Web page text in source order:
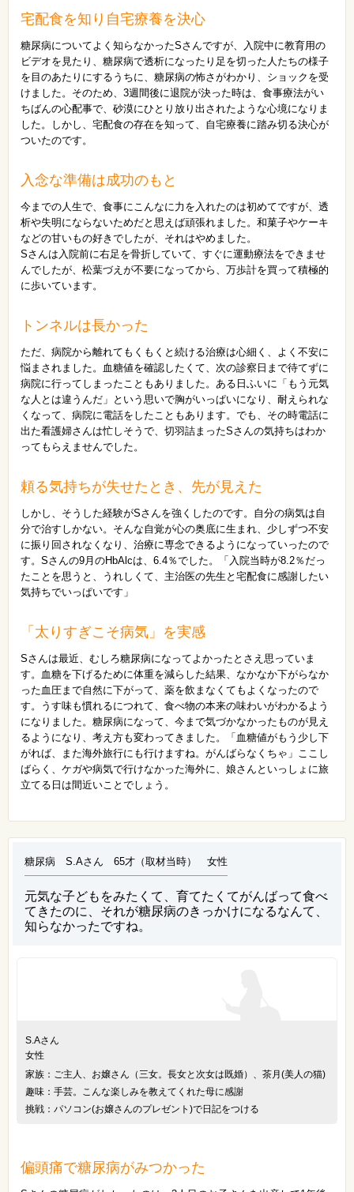
宅配食を知り自宅療養を決心
糖尿病についてよく知らなかったSさんですが、入院中に教育用の
ビデオを見たり、糖尿病で透析になったり足を切った人たちの様子
を目のあたりにするうちに、糖尿病の怖さがわかり、ショックを受
けました。そのため、3週間後に退院が決った時は、食事療法がい
ちばんの心配事で、砂漠にひとり放り出されたような心境になりま
した。しかし、宅配食の存在を知って、自宅療養に踏み切る決心が
ついたのです。
入念な準備は成功のもと
今までの人生で、食事にこんなに力を入れたのは初めてですが、透
析や失明にならないためだと思えば頑張れました。和菓子やケーキ
などの甘いもの好きでしたが、それはやめました。
Sさんは入院前に右足を骨折していて、すぐに運動療法をできませ
んでしたが、松葉づえが不要になってから、万歩計を買って積極的
に歩いています。
トンネルは長かった
ただ、病院から離れてもくもくと続ける治療は心細く、よく不安に
悩まされました。血糖値を確認したくて、次の診察日まで待てずに
病院に行ってしまったこともありました。ある日ふいに「もう元気
な人とは違うんだ」という思いで胸がいっぱいになり、耐えられな
くなって、病院に電話をしたこともあります。でも、その時電話に
出た看護婦さんは忙しそうで、切羽詰まったSさんの気持ちはわか
ってもらえませんでした。
頼る気持ちが失せたとき、先が見えた
しかし、そうした経験がSさんを強くしたのです。自分の病気は自
分で治すしかない。そんな自覚が心の奥底に生まれ、少しずつ不安
に振り回されなくなり、治療に専念できるようになっていったので
す。Sさんの9月のHbAlcは、6.4％でした。「入院当時が8.2％だっ
たことを思うと、うれしくて、主治医の先生と宅配食に感謝したい
気持ちでいっぱいです」
「太りすぎこそ病気」を実感
Sさんは最近、むしろ糖尿病になってよかったとさえ思っていま
す。血糖を下げるために体重を減らした結果、なかなか下がらなか
った血圧まで自然に下がって、薬を飲まなくてもよくなったので
す。うす味も慣れるにつれて、食べ物の本来の味わいがわかるよう
になりました。糖尿病になって、今まで気づかなかったものが見え
るようになり、考え方も変わってきました。「血糖値がもう少し下
がれば、また海外旅行にも行けますね。がんばらなくちゃ」ここし
ばらく、ケガや病気で行けなかった海外に、娘さんといっしょに旅
立てる日は間近いことでしょう。
糖尿病 S.Aさん 65才（取材当時） 女性
元気な子どもをみたくて、育てたくてがんばって食べ
てきたのに、それが糖尿病のきっかけになるなんて、
知らなかったですね。
S.Aさん
女性
家族：ご主人、お嬢さん（三女。長女と次女は既婚）、茶月(美人の猫)
趣味：手芸。こんな楽しみを教えてくれた母に感謝
挑戦：パソコン(お嬢さんのプレゼント)で日記をつける
偏頭痛で糖尿病がみつかった